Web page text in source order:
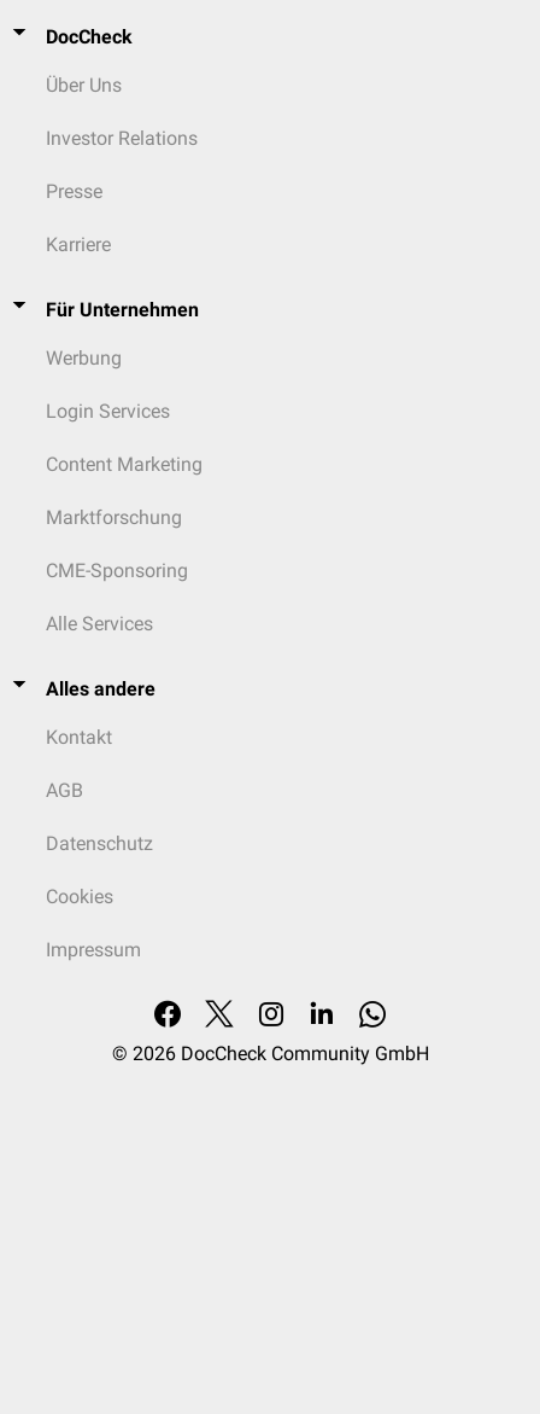
DocCheck
Über Uns
Investor Relations
Presse
Karriere
Für Unternehmen
Werbung
Login Services
Content Marketing
Marktforschung
CME-Sponsoring
Alle Services
Alles andere
Kontakt
AGB
Datenschutz
Cookies
Impressum
© 2026 DocCheck Community GmbH